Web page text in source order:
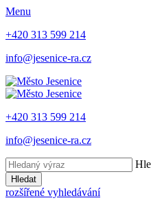
Menu
+420 313 599 214
info@jesenice-ra.cz
+420 313 599 214
info@jesenice-ra.cz
Hledat
rozšířené vyhledávání